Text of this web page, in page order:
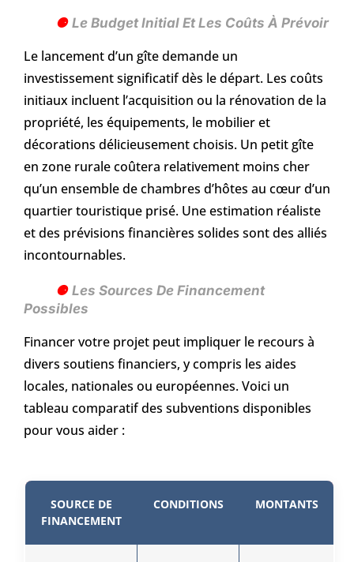
Le Budget Initial Et Les Coûts À Prévoir
Le lancement d’un gîte demande un
investissement significatif dès le départ. Les coûts
initiaux incluent l’acquisition ou la rénovation de la
propriété, les équipements, le mobilier et
décorations délicieusement choisis. Un petit gîte
en zone rurale coûtera relativement moins cher
qu’un ensemble de chambres d’hôtes au cœur d’un
quartier touristique prisé. Une estimation réaliste
et des prévisions financières solides sont des alliés
incontournables.
Les Sources De Financement
Possibles
Financer votre projet peut impliquer le recours à
divers soutiens financiers, y compris les aides
locales, nationales ou européennes. Voici un
tableau comparatif des subventions disponibles
pour vous aider :
SOURCE DE
FINANCEMENT
CONDITIONS MONTANTS